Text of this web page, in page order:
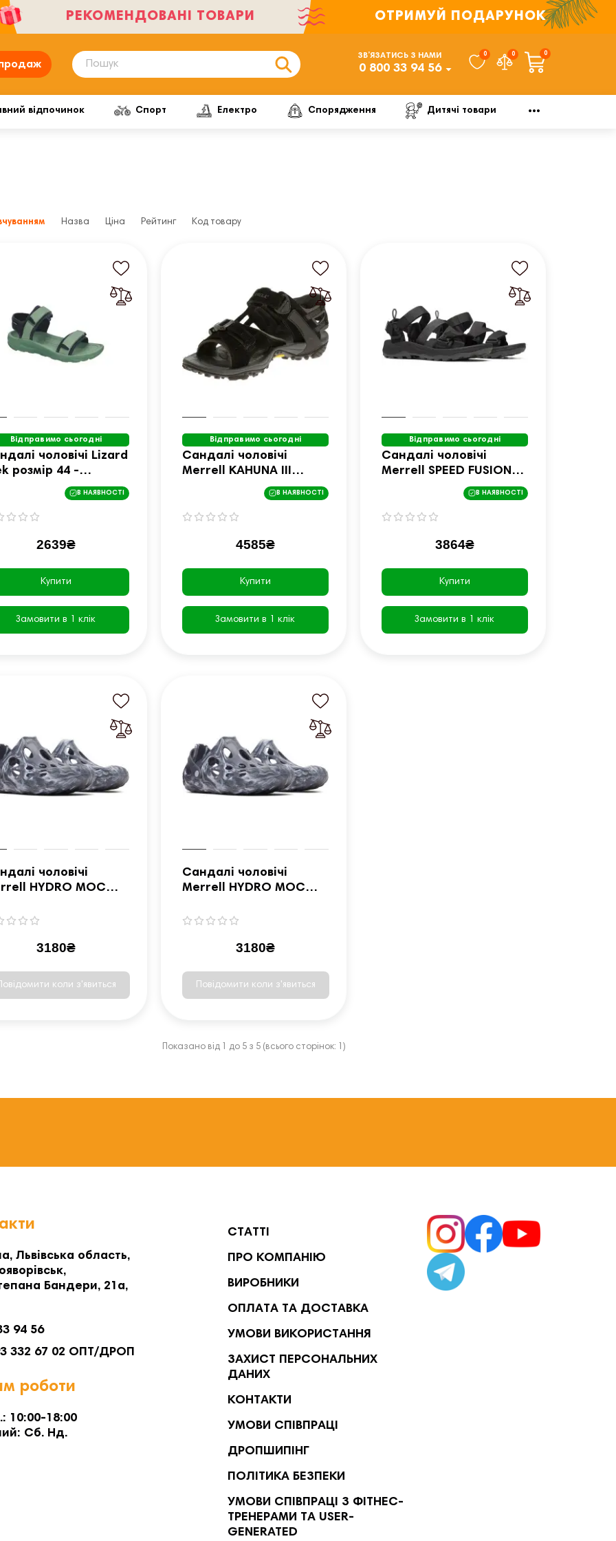
РЕКОМЕНДОВАНІ ТОВАРИ ОТРИМУЙ ПОДАРУНОК
ЗВ’ЯЗАТИСЬ З НАМИ
0 800 33 94 56
0 0 0
відпочинок Спорт Електро Спорядження Дитячі товари
Назва Ціна Рейтинг Код товару
Відправимо сьогодні
чоловічі Lizard
розмір 44 -
В НАЯВНОСТІ
2639₴
Купити
Замовити в 1 клік
Відправимо сьогодні
Сандалі чоловічі
Merrell KAHUNA III
розмір 42 - чорний
В НАЯВНОСТІ
4585₴
Купити
Замовити в 1 клік
Відправимо сьогодні
Сандалі чоловічі
Merrell SPEED FUSION
SPORT RMX розмір 43 -
В НАЯВНОСТІ
3864₴
Купити
Замовити в 1 клік
чоловічі
HYDRO MOC
3180₴
коли з'явиться
Сандалі чоловічі
Merrell HYDRO MOC
3180₴
Повідомити коли з'явиться
Показано від 1 до 5 з 5 (всього сторінок: 1)
Львівська область,
Бандери, 21а,
94 56
332 67 02 ОПТ/ДРОП
роботи
10:00-18:00
Сб. Нд.
СТАТТІ
ПРО КОМПАНІЮ
ВИРОБНИКИ
ОПЛАТА ТА ДОСТАВКА
УМОВИ ВИКОРИСТАННЯ
ЗАХИСТ ПЕРСОНАЛЬНИХ
ДАНИХ
КОНТАКТИ
УМОВИ СПІВПРАЦІ
ДРОПШИПІНГ
ПОЛІТИКА БЕЗПЕКИ
УМОВИ СПІВПРАЦІ З ФІТНЕС-
ТРЕНЕРАМИ ТА USER-
GENERATED